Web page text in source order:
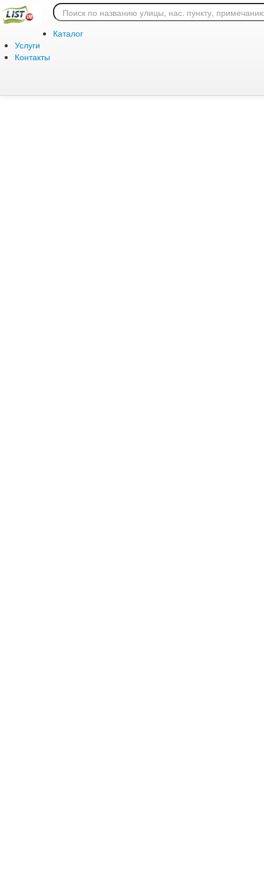
Каталог
Услуги
Контакты
Ошибка 404: страница